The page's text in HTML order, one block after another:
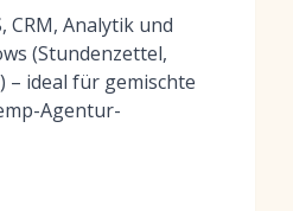
CRM, Analytik und
(Stundenzettel,
– ideal für gemischte
Agentur-